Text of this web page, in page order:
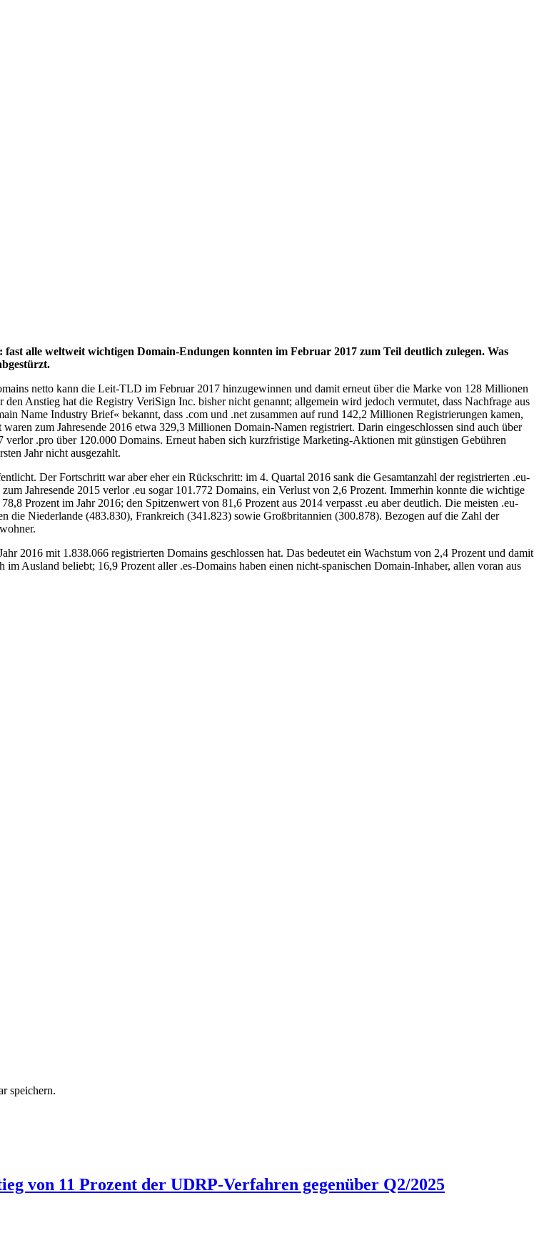
alle weltweit wichtigen Domain-Endungen konnten im Februar 2017 zum Teil deutlich zulegen. Was
netto kann die Leit-TLD im Februar 2017 hinzugewinnen und damit erneut über die Marke von 128 Millionen
Anstieg hat die Registry VeriSign Inc. bisher nicht genannt; allgemein wird jedoch vermutet, dass Nachfrage aus
Name Industry Brief« bekannt, dass .com und .net zusammen auf rund 142,2 Millionen Registrierungen kamen,
zum Jahresende 2016 etwa 329,3 Millionen Domain-Namen registriert. Darin eingeschlossen sind auch über
.pro über 120.000 Domains. Erneut haben sich kurzfristige Marketing-Aktionen mit günstigen Gebühren
Jahr nicht ausgezahlt.
Der Fortschritt war aber eher ein Rückschritt: im 4. Quartal 2016 sank die Gesamtanzahl der registrierten .eu-
Jahresende 2015 verlor .eu sogar 101.772 Domains, ein Verlust von 2,6 Prozent. Immerhin konnte die wichtige
Prozent im Jahr 2016; den Spitzenwert von 81,6 Prozent aus 2014 verpasst .eu aber deutlich. Die meisten .eu-
die Niederlande (483.830), Frankreich (341.823) sowie Großbritannien (300.878). Bezogen auf die Zahl der
2016 mit 1.838.066 registrierten Domains geschlossen hat. Das bedeutet ein Wachstum von 2,4 Prozent und damit
Ausland beliebt; 16,9 Prozent aller .es-Domains haben einen nicht-spanischen Domain-Inhaber, allen voran aus
speichern.
von 11 Prozent der UDRP-Verfahren gegenüber Q2/2025